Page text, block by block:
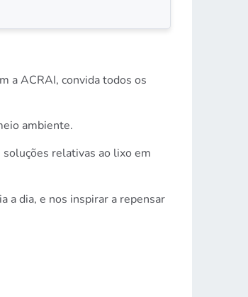
a ACRAI, convida todos os
ambiente.
relativas ao lixo em
a dia, e nos inspirar a repensar